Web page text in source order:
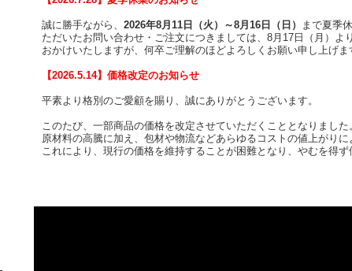
誠に勝手ながら、 2026年8月11日（火）～8月16日（日）
まで夏季
ただいたお問い合わせ・ご注文につきましては、8月17日（月）
おかけいたしますが、何卒ご理解のほどよろしくお願い申し上げま
【2026.5.14】価格改定のお知らせ
平素より格別のご愛顧を賜り、誠にありがとうございます。
このたび、一部商品の価格を改定させていただくこととなりました
原材料の高騰に加え、包材や物流などあらゆるコストの値上がり
これにより、現行の価格を維持することが困難となり、やむを得